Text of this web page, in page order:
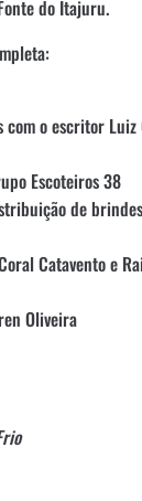
do Itajuru.
o escritor
Escoteiros 38
de
Catavento e
Oliveira